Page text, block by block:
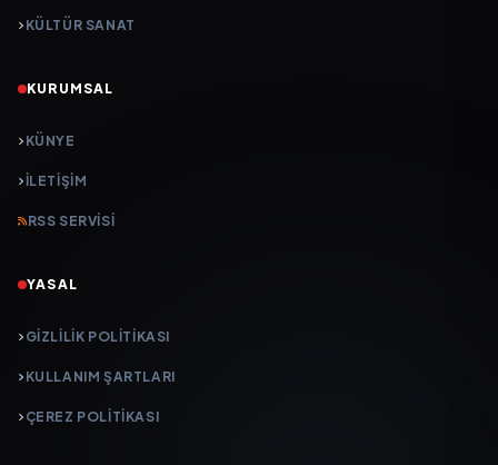
KÜLTÜR SANAT
KURUMSAL
KÜNYE
İLETIŞIM
RSS SERVISI
YASAL
GIZLILIK POLITIKASI
KULLANIM ŞARTLARI
ÇEREZ POLITIKASI